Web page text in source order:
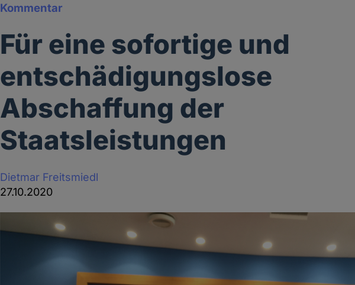
Kommentar
Für eine sofortige und
entschädigungslose
Abschaffung der
Staatsleistungen
Dietmar Freitsmiedl
27.10.2020